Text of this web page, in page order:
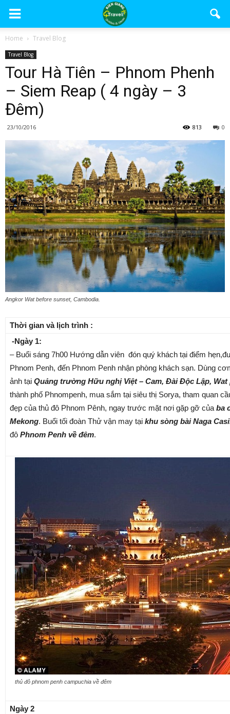
Home Travel Blog
Travel Blog
Tour Hà Tiên – Phnom Phenh
– Siem Reap ( 4 ngày – 3
Đêm)
23/10/2016 0
813
Angkor Wat before sunset, Cambodia.
Thời gian và lịch trình :
-Ngày 1:
– Buổi sáng 7h00 Hướng dẫn viên đón quý khách tại điểm
Phnom Penh, đến Phnom Penh nhận phòng khách sạn. Dùng
ảnh tại Quảng trường Hữu nghị Việt – Cam, Đài Độc Lập,
thành phố Phnompenh, mua sắm tại siêu thị Sorya, tham quan
đẹp của thủ đô Phnom Pênh, ngay trước mặt nơi gặp gỡ của ba
Mekong. Buổi tối đoàn Thử vận may tại khu sòng bài Naga
đô Phnom Penh về đêm.
thủ đô phnom penh campuchia về đêm
Ngày 2